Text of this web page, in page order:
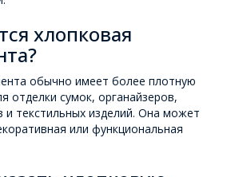
хлопковая
обычно имеет более плотную
отделки сумок, органайзеров,
и текстильных изделий. Она может
или функциональная